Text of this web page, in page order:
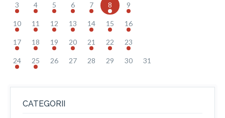
3 4 5 6 7 8 9
10 11 12 13 14 15 16
17 18 19 20 21 22 23
24 25 26 27 28 29 30 31
CATEGORII